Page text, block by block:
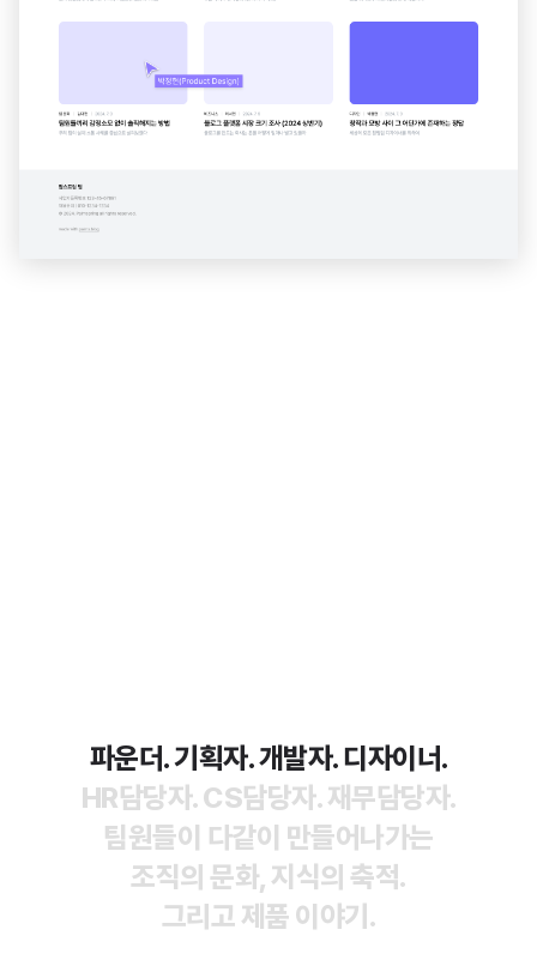
파운더. 기획자. 개발자. 디자이너.
HR담당자. CS담당자. 재무담당자.
팀원들이 다같이 만들어나가는
조직의 문화, 지식의 축적.
그리고 제품 이야기.